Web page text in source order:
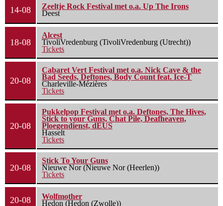
14-08
Zeeltje Rock Festival met o.a. Up The Irons
Deest
18-08
Alcest
TivoliVredenburg (TivoliVredenburg (Utrecht))
Tickets
20-08
Cabaret Vert Festival met o.a. Nick Cave & the
Bad Seeds, Deftones, Body Count feat. Ice-T
Charleville-Mézières
Tickets
20-08
Pukkelpop Festival met o.a. Deftones, The Hives,
Stick to your Guns, Chat Pile, Deafheaven,
Ploegendienst, dEUS
Hasselt
Tickets
20-08
Stick To Your Guns
Nieuwe Nor (Nieuwe Nor (Heerlen))
Tickets
20-08
Wolfmother
Hedon (Hedon (Zwolle))